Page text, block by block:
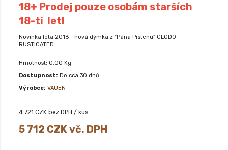
18+ Prodej pouze osobám starších
18-ti let!
Novinka léta 2016 - nová dýmka z "Pána Prstenu" CLODO
RUSTICATED
Hmotnost: 0.00 Kg
Dostupnost: Do cca 30 dnů
Výrobce: VAUEN
4 721 CZK bez DPH / kus
5 712 CZK vč. DPH